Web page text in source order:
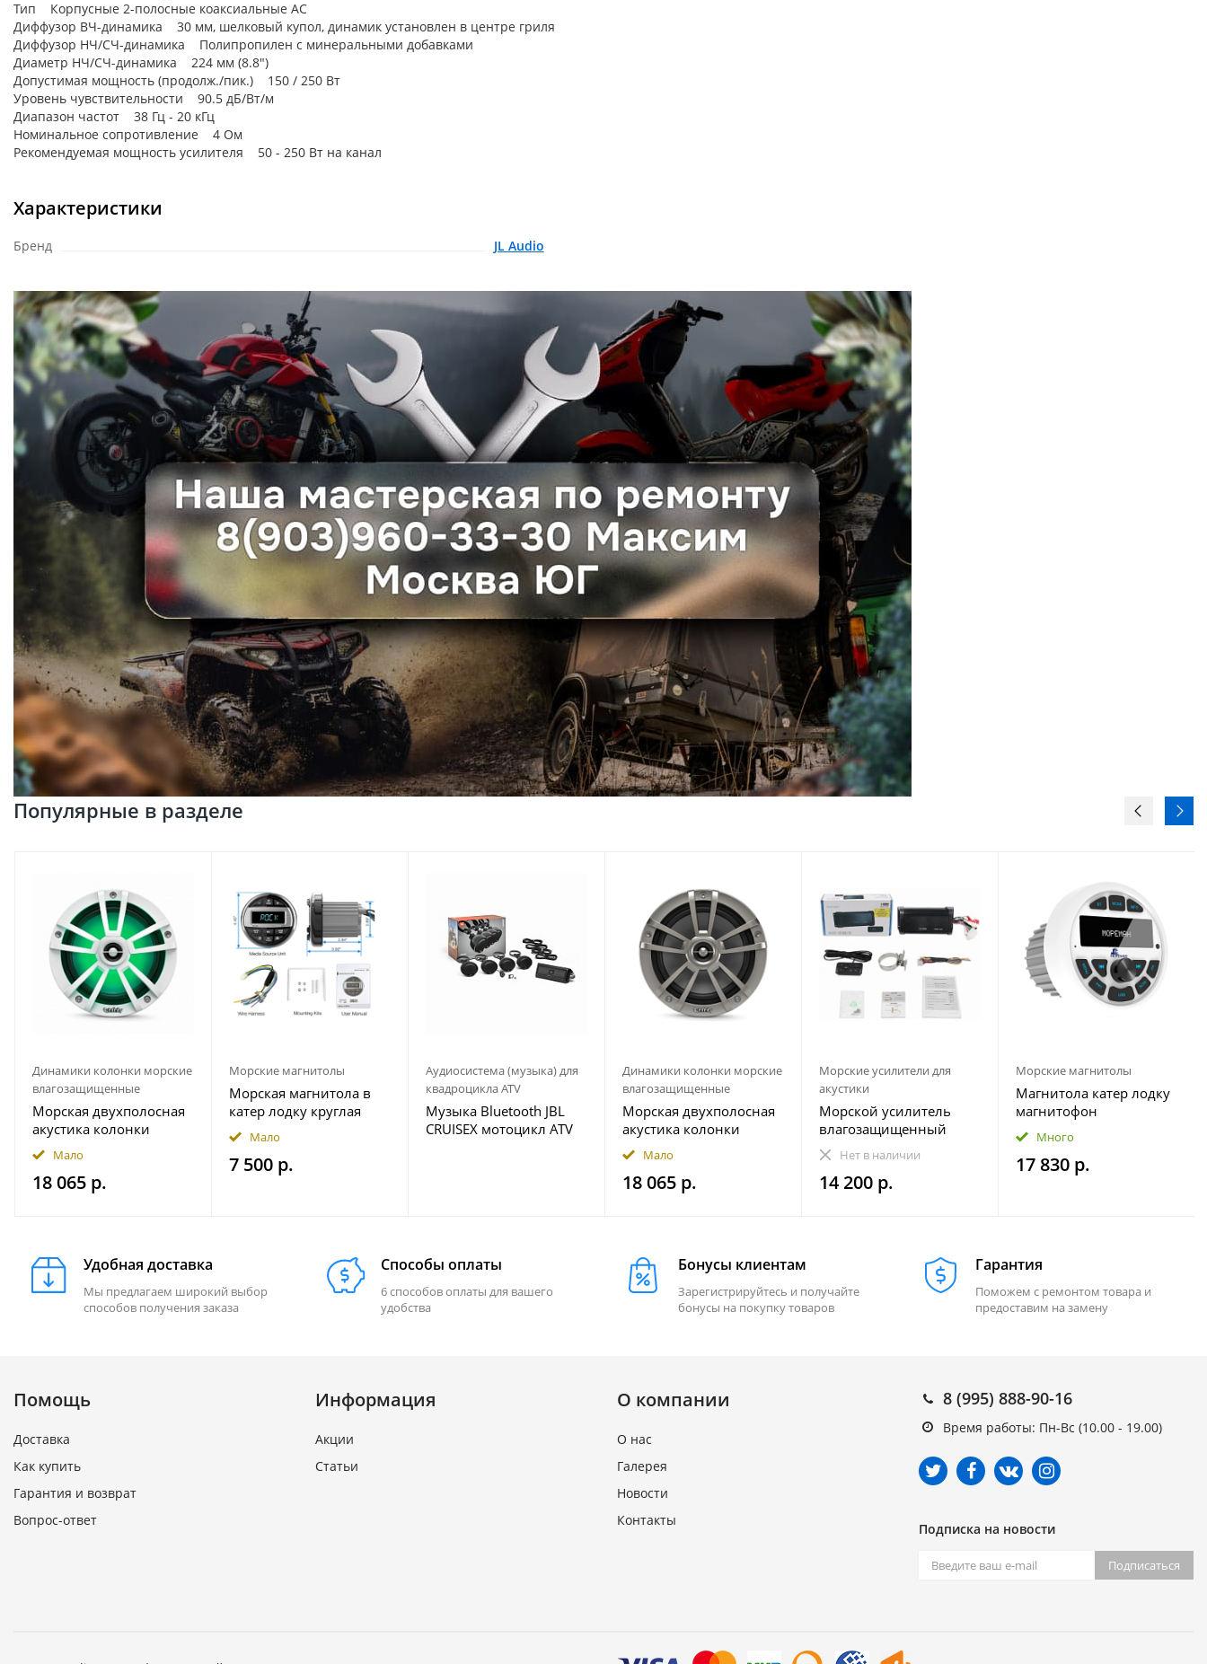
Тип Корпусные 2-полосные коаксиальные АС
Диффузор ВЧ-динамика 30 мм, шелковый купол, динамик установлен в центре гриля
Диффузор НЧ/СЧ-динамика Полипропилен с минеральными добавками
Диаметр НЧ/СЧ-динамика 224 мм (8.8")
Допустимая мощность (продолж./пик.) 150 / 250 Вт
Уровень чувствительности 90.5 дБ/Вт/м
Диапазон частот 38 Гц - 20 кГц
Номинальное сопротивление 4 Ом
Рекомендуемая мощность усилителя 50 - 250 Вт на канал
Характеристики
Бренд JL Audio
Популярные в разделе
Динамики колонки морские
влагозащищенные
Морская двухполосная
акустика колонки
INFINITY 622MLW
Мало
18 065 р.
Морские магнитолы
Морская магнитола в
катер лодку круглая
Bluetooth AKAMATE MS-
10RV
Мало
7 500 р.
Аудиосистема (музыка) для
квадроцикла ATV
Музыка Bluetooth JBL
CRUISEX мотоцикл ATV
Динамики колонки морские
влагозащищенные
Морская двухполосная
акустика колонки
INFINITY 622MLT
Мало
18 065 р.
Морские усилители для
акустики
Морской усилитель
влагозащищенный
Velex VX-502
Нет в наличии
14 200 р.
Морские магнитолы
Магнитола катер лодку
магнитофон
влагозащищенная
МОРЕМАН XFa-НЕ820
Много
17 830 р.
Удобная доставка
Мы предлагаем широкий выбор
способов получения заказа
Способы оплаты
6 способов оплаты для вашего
удобства
Бонусы клиентам
Зарегистрируйтесь и получайте
бонусы на покупку товаров
Гарантия
Поможем с ремонтом товара и
предоставим на замену
Помощь
Доставка
Как купить
Гарантия и возврат
Вопрос-ответ
Информация
Акции
Статьи
О компании
О нас
Галерея
Новости
Контакты
8 (995) 888-90-16
Время работы: Пн-Вс (10.00 - 19.00)
Подписка на новости
Подписаться